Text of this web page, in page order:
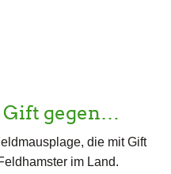
Gift gegen…
die mit Gift
im Land.